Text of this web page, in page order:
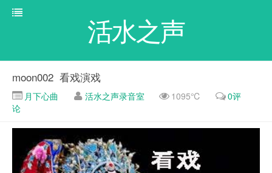
活水之声
moon002 看戏演戏
月下心曲 活水之声录音室 1095℃
0评
论